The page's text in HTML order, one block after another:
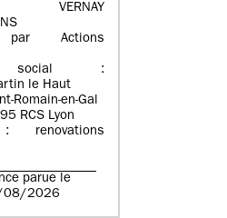
VERNAY
par Actions
social :
le Haut
Romain-en-Gal
RCS Lyon
renovations
parue le
2026